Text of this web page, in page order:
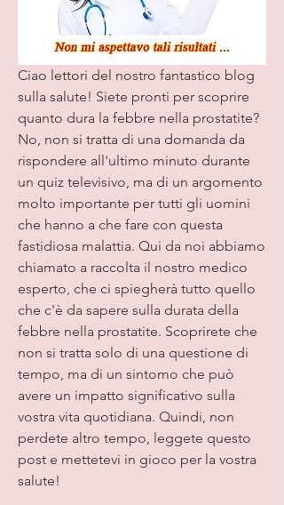
Ciao lettori del nostro fantastico blog
sulla salute! Siete pronti per scoprire
quanto dura la febbre nella prostatite?
No, non si tratta di una domanda da
rispondere all'ultimo minuto durante
un quiz televisivo, ma di un argomento
molto importante per tutti gli uomini
che hanno a che fare con questa
fastidiosa malattia. Qui da noi abbiamo
chiamato a raccolta il nostro medico
esperto, che ci spiegherà tutto quello
che c'è da sapere sulla durata della
febbre nella prostatite. Scoprirete che
non si tratta solo di una questione di
tempo, ma di un sintomo che può
avere un impatto significativo sulla
vostra vita quotidiana. Quindi, non
perdete altro tempo, leggete questo
post e mettetevi in gioco per la vostra
salute!